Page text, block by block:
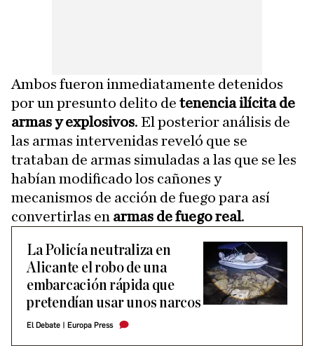
Ambos fueron inmediatamente detenidos
por un presunto delito de tenencia ilícita de
armas y explosivos. El posterior análisis de
las armas intervenidas reveló que se
trataban de armas simuladas a las que se les
habían modificado los cañones y
mecanismos de acción de fuego para así
convertirlas en armas de fuego real.
La Policía neutraliza en
Alicante el robo de una
embarcación rápida que
pretendían usar unos narcos
El Debate | Europa Press